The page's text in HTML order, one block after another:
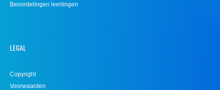
Beoordelingen leerlingen
LEGAL
Copyright
Voorwaarden